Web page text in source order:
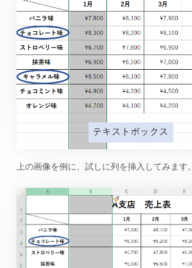
上の画像を例に、試しに列を挿入してみます。